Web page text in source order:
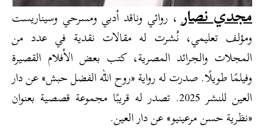
مجدي نصار، روائي وناقد أدبي ومسرحي وسيناريست
ومؤلف تعليمي، نُشرت له مقالات نقدية في عدد من
المجلات والجرائد المصرية، كتب بعض الأفلام القصيرة
وفيلمًا طويلًا. صدرت له رواية «روح الله الفضل حبش» عن دار
العين للنشر 2025. تصدر له قريبًا مجموعة قصصية بعنوان
«نظرية حسن مرعينيو» عن دار العين.